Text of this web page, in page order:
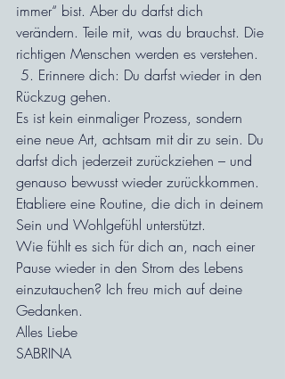
immer“ bist. Aber du darfst dich
verändern. Teile mit, was du brauchst. Die
richtigen Menschen werden es verstehen.
5. Erinnere dich: Du darfst wieder in den
Rückzug gehen.
Es ist kein einmaliger Prozess, sondern
eine neue Art, achtsam mit dir zu sein. Du
darfst dich jederzeit zurückziehen – und
genauso bewusst wieder zurückkommen.
Etabliere eine Routine, die dich in deinem
Sein und Wohlgefühl unterstützt.
Wie fühlt es sich für dich an, nach einer
Pause wieder in den Strom des Lebens
einzutauchen? Ich freu mich auf deine
Gedanken.
Alles Liebe
SABRINA